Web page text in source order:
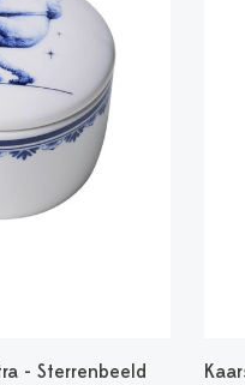
- Sterrenbeeld